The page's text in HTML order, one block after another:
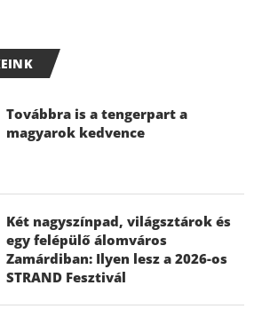
Továbbra is a tengerpart a
magyarok kedvence
Két nagyszínpad, világsztárok és
egy felépülő álomváros
Zamárdiban: Ilyen lesz a 2026-os
STRAND Fesztivál